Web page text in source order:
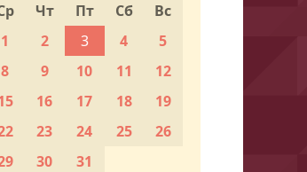
Чт Пт Сб
Вс
1
2 3 4
5
8 9 10 11
12
16 17 18
19
23 24 25
26
30 31